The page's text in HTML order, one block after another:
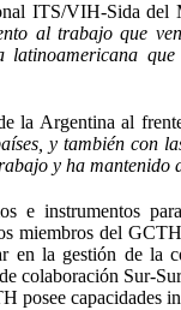
ITS/VIH-Sida
al trabajo que
la Argentina al
y también con
y ha
e instrumentos
miembros del
en la gestión de
colaboración Sur-
posee capacidades